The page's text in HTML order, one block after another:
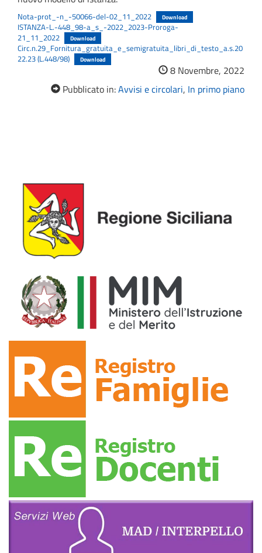
Nota-prot_-n_-50066-del-02_11_2022 Download
ISTANZA-L.-448_98-a_s_-2022_2023-Proroga-
21_11_2022
Download
Circ.n.29_Fornitura_gratuita_e_semigratuita_libri_di_testo_a.s.20
22.23 (L.448/98)
Download
8 Novembre, 2022
Pubblicato in:Avvisi e circolari, In primo piano